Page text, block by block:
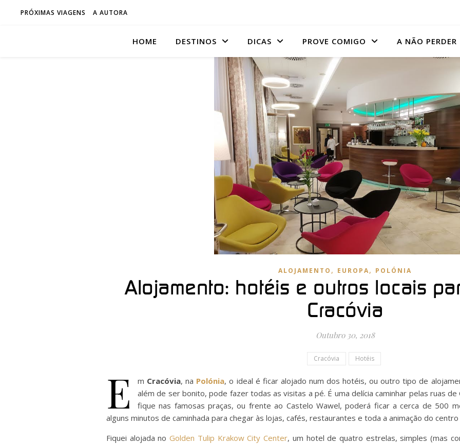
PRÓXIMAS VIAGENS A AUTORA
HOME DESTINOS DICAS PROVE COMIGO A NÃO PERDER
ALOJAMENTO , EUROPA, POLÓNIA
Alojamento: hotéis e outros locais
Cracóvia
Outubro 30, 2018
Cracóvia Hotéis
E m Cracóvia, na Polónia, o ideal é ficar alojado num dos hotéis, ou outro tipo de
além de ser bonito, pode fazer todas as visitas a pé. É uma delícia caminhar pelas ruas
fique nas famosas praças, ou frente ao Castelo Wawel, poderá ficar a cerca de 500
alguns minutos de caminhada para chegar às lojas, cafés, restaurantes e toda a animação do
Fiquei alojada noGolden Tulip Krakow City Center, um hotel de quatro estrelas, simples (mas